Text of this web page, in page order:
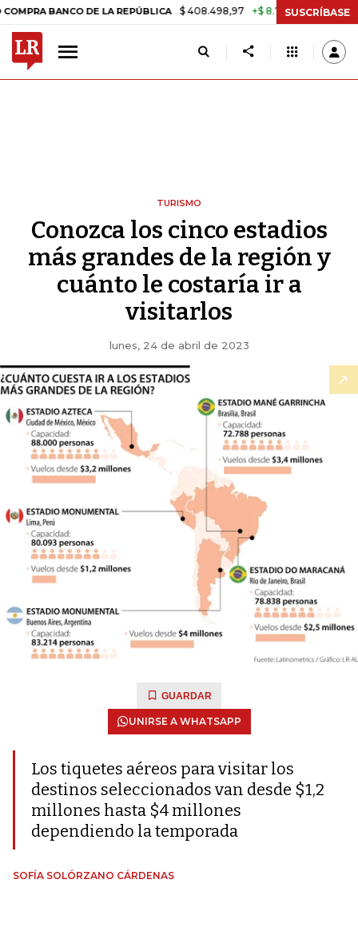
DE LA REPÚBLICA $ 408.498,97 +$ 8.753,81 +2,19% TASA
SUSCRÍBASE
TURISMO
Conozca los cinco estadios
más grandes de la región y
cuánto le costaría ir a
visitarlos
lunes, 24 de abril de 2023
GUARDAR
UNIRSE A WHATSAPP
Los tiquetes aéreos para visitar los
destinos seleccionados van desde $1,2
millones hasta $4 millones
dependiendo la temporada
SOFÍA SOLÓRZANO CÁRDENAS